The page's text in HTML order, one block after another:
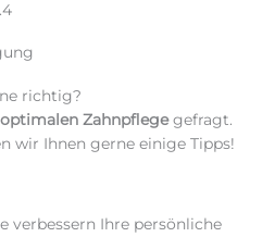
richtig?
optimalen Zahnpflegegefragt.
wir Ihnen gerne einige Tipps!
verbessern Ihre persönliche